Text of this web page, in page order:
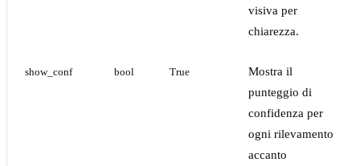
visiva per
chiarezza.
show_conf bool True
Mostra il
punteggio di
confidenza per
ogni rilevamento
accanto